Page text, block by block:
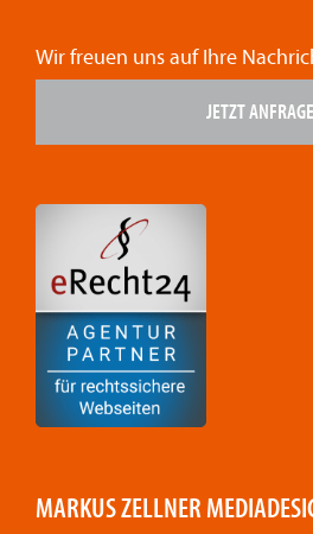
Wir freuen uns auf Ihre
JETZT
MARKUS ZELLNER